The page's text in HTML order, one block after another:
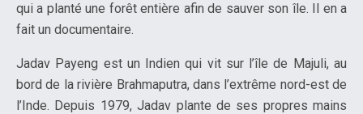
qui a planté une forêt entière afin de sauver son île. Il en a
fait un documentaire.
Jadav Payeng est un Indien qui vit sur l’île de Majuli, au
bord de la rivière Brahmaputra, dans l’extrême nord-est de
l’Inde. Depuis 1979, Jadav plante de ses propres mains